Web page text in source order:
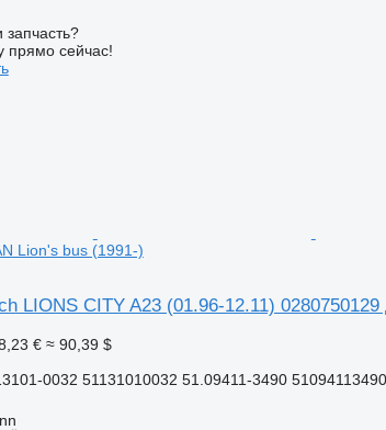
прямо сейчас!
Lion's bus (1991-)
LIONS CITY A23 (01.96-12.11)
€ ≈ 90,39 $
0032 51131010032 51.09411-3490